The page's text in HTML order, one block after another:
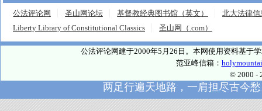
公法评论网 圣山网论坛 基督教经典图书馆（英文）
北大法律信
Liberty Library of Constitutional Classics
圣山网（.com）
公法评论网建于2000年5月26日。本网使用资料基于
范亚峰信箱：
© 2000 -
两足行遍天地路，一肩担尽古今